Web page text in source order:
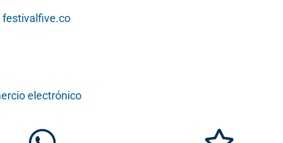
festivalfive.co
electrónico